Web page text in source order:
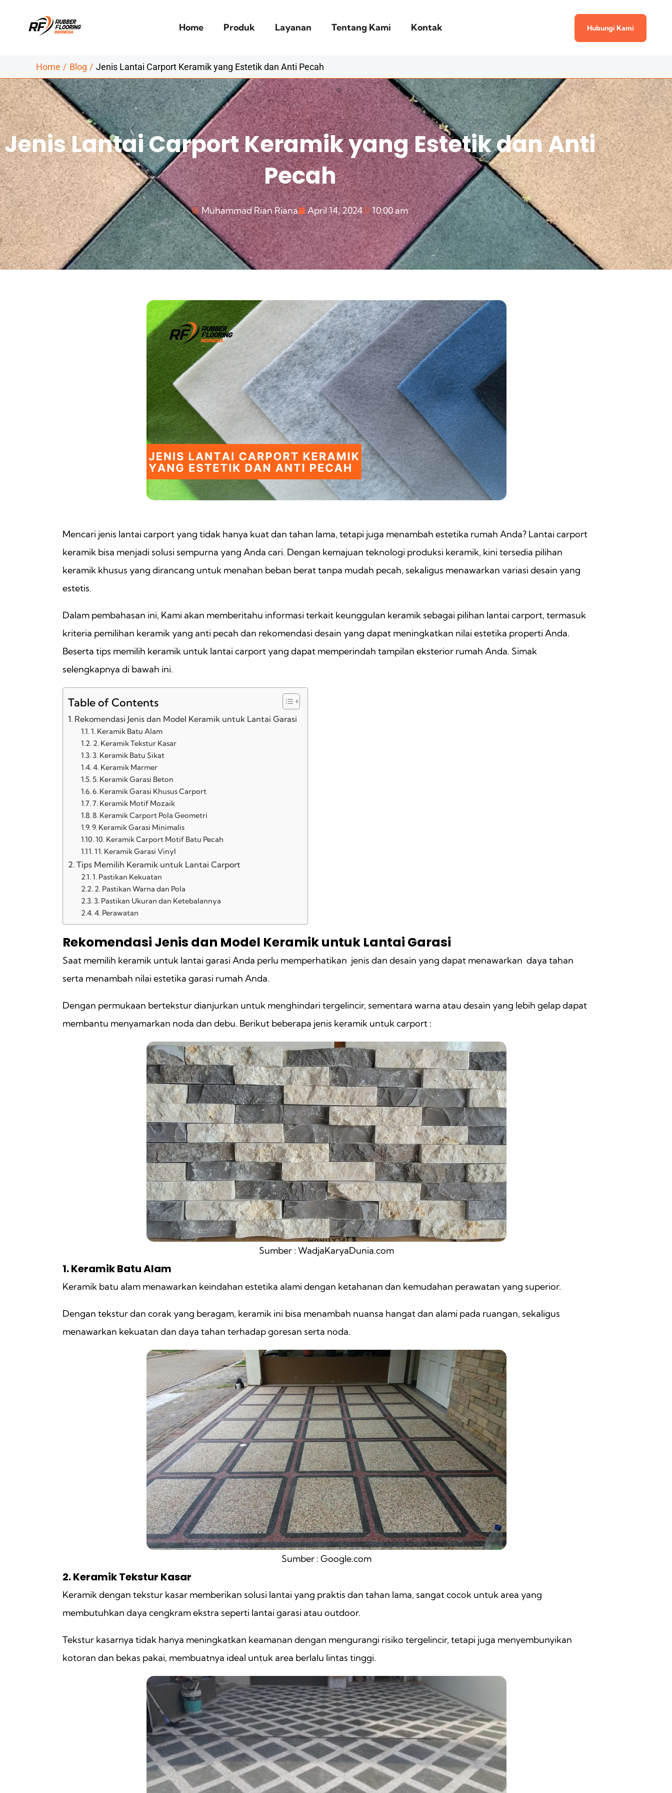
Home Produk Layanan Tentang Kami Kontak Hubungi Kami
Home Blog Jenis Lantai Carport Keramik yang Estetik dan Anti Pecah
Jenis Lantai Carport Keramik yang Estetik dan Anti
Pecah
Muhammad Rian Riana April 14, 2024 10:00 am
Mencari jenis lantai carport yang tidak hanya kuat dan tahan lama, tetapi juga menambah estetika rumah Anda? Lantai carport
keramik bisa menjadi solusi sempurna yang Anda cari. Dengan kemajuan teknologi produksi keramik, kini tersedia pilihan
keramik khusus yang dirancang untuk menahan beban berat tanpa mudah pecah, sekaligus menawarkan variasi desain yang
estetis.
Dalam pembahasan ini, Kami akan memberitahu informasi terkait keunggulan keramik sebagai pilihan lantai carport, termasuk
kriteria pemilihan keramik yang anti pecah dan rekomendasi desain yang dapat meningkatkan nilai estetika properti Anda.
Beserta tips memilih keramik untuk lantai carport yang dapat memperindah tampilan eksterior rumah Anda. Simak
selengkapnya di bawah ini.
Table of Contents
Rekomendasi Jenis dan Model Keramik untuk Lantai Garasi
1. Keramik Batu Alam
2. Keramik Tekstur Kasar
3. Keramik Batu Sikat
4. Keramik Marmer
5. Keramik Garasi Beton
6. Keramik Garasi Khusus Carport
7. Keramik Motif Mozaik
8. Keramik Carport Pola Geometri
9. Keramik Garasi Minimalis
10. Keramik Carport Motif Batu Pecah
11. Keramik Garasi Vinyl
Tips Memilih Keramik untuk Lantai Carport
1. Pastikan Kekuatan
2. Pastikan Warna dan Pola
3. Pastikan Ukuran dan Ketebalannya
4. Perawatan
Rekomendasi Jenis dan Model Keramik untuk Lantai Garasi
Saat memilih keramik untuk lantai garasi Anda perlu memperhatikan jenis dan desain yang dapat menawarkan daya tahan
serta menambah nilai estetika garasi rumah Anda.
Dengan permukaan bertekstur dianjurkan untuk menghindari tergelincir, sementara warna atau desain yang lebih gelap dapat
membantu menyamarkan noda dan debu. Berikut beberapa jenis keramik untuk carport :
Sumber : WadjaKaryaDunia.com
1. Keramik Batu Alam
Keramik batu alam menawarkan keindahan estetika alami dengan ketahanan dan kemudahan perawatan yang superior.
Dengan tekstur dan corak yang beragam, keramik ini bisa menambah nuansa hangat dan alami pada ruangan, sekaligus
menawarkan kekuatan dan daya tahan terhadap goresan serta noda.
Sumber : Google.com
2. Keramik Tekstur Kasar
Keramik dengan tekstur kasar memberikan solusi lantai yang praktis dan tahan lama, sangat cocok untuk area yang
membutuhkan daya cengkram ekstra seperti lantai garasi atau outdoor.
Tekstur kasarnya tidak hanya meningkatkan keamanan dengan mengurangi risiko tergelincir, tetapi juga menyembunyikan
kotoran dan bekas pakai, membuatnya ideal untuk area berlalu lintas tinggi.